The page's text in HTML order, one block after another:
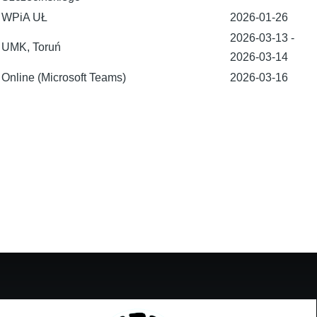
WPiA UŁ
2026-01-26
UMK, Toruń
2026-03-13 -
2026-03-14
Online (Microsoft Teams)
2026-03-16